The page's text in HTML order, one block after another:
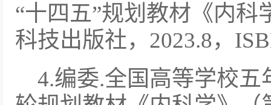
“十四五”规划教材《内
科技出版社，2023.8，
4.编委.全国高等学校